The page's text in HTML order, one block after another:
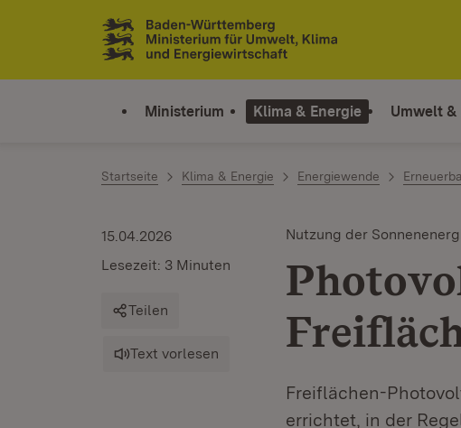
Zum Inhalt springen
Link zur Startseite
Ministerium Klima & Energie Umwelt &
Startseite Klima & Energie Energiewende
Nutzung der
Freiflächen-
errichtet, in der
15.04.2026
Lesezeit: 3 Minuten
Teilen
Text vorlesen